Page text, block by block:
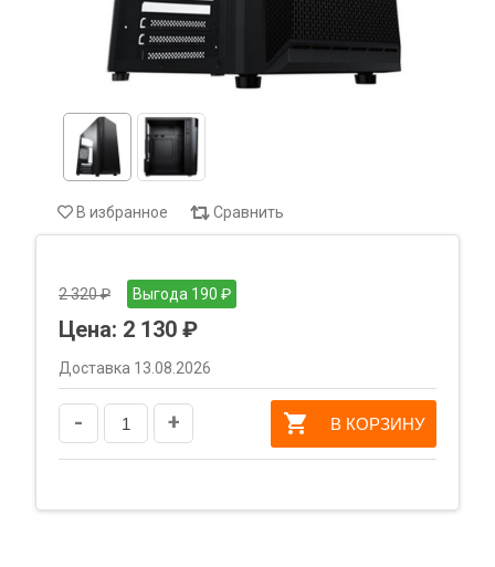
В избранное Сравнить
2 320 ₽ Выгода 190 ₽
Цена: 2 130 ₽
Доставка 13.08.2026
- + В КОРЗИНУ